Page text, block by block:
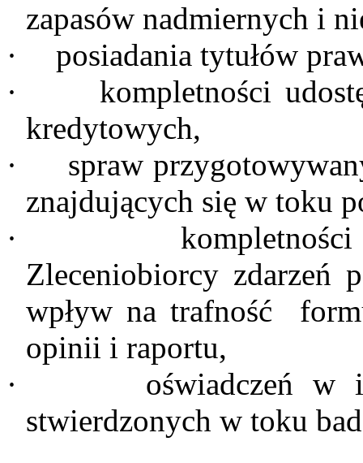
zapasów nadmiernych i
·
posiadania tytułów
·
kompletności
kredytowych,
·
spraw
znajdujących się w toku
·
Zleceniobiorcy zdarzeń
wpływ na trafność
opinii i raportu,
·
oświadczeń w
stwierdzonych w toku